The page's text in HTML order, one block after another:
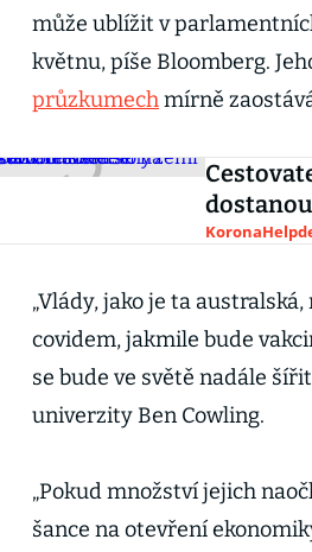
může ublížit v
květnu, píše Bloomberg.
průzkumechmírně
„Vlády, jako je ta
covidem, jakmile bude
se bude ve světě nadále
univerzity Ben Cowling.
„Pokud množství jejich
šance na otevření